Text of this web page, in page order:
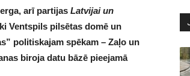
arī partijas Latvijai un
Ventspils pilsētas domē un
politiskajam spēkam – Zaļo un
biroja datu bāzē pieejamā